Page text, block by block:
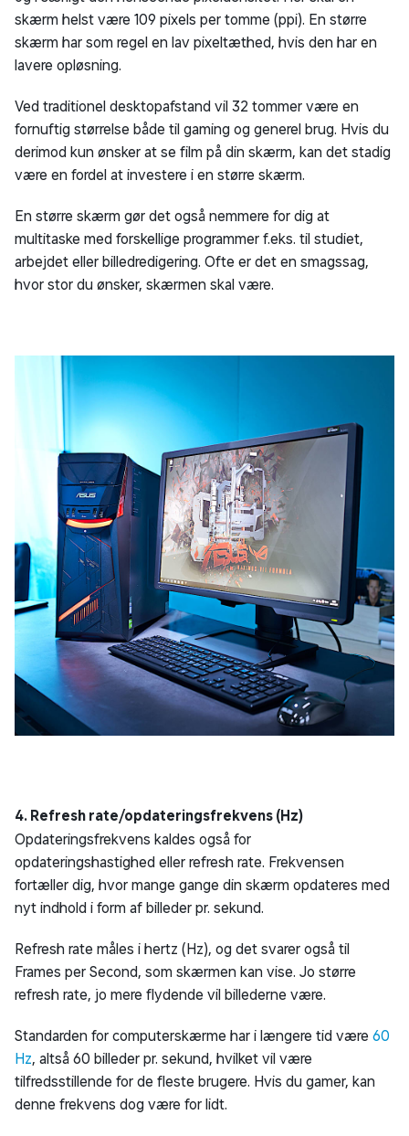
skærm helst være 109 pixels per tomme (ppi). En større
skærm har som regel en lav pixeltæthed, hvis den har en
lavere opløsning.
Ved traditionel desktopafstand vil 32 tommer være en
fornuftig størrelse både til gaming og generel brug. Hvis du
derimod kun ønsker at se film på din skærm, kan det stadig
være en fordel at investere i en større skærm.
En større skærm gør det også nemmere for dig at
multitaske med forskellige programmer f.eks. til studiet,
arbejdet eller billedredigering. Ofte er det en smagssag,
hvor stor du ønsker, skærmen skal være.
4. Refresh rate/opdateringsfrekvens (Hz)
Opdateringsfrekvens kaldes også for
opdateringshastighed eller refresh rate. Frekvensen
fortæller dig, hvor mange gange din skærm opdateres med
nyt indhold i form af billeder pr. sekund.
Refresh rate måles i hertz (Hz), og det svarer også til
Frames per Second, som skærmen kan vise. Jo større
refresh rate, jo mere flydende vil billederne være.
Standarden for computerskærme har i længere tid være 60
Hz, altså 60 billeder pr. sekund, hvilket vil være
tilfredsstillende for de fleste brugere. Hvis du gamer, kan
denne frekvens dog være for lidt.